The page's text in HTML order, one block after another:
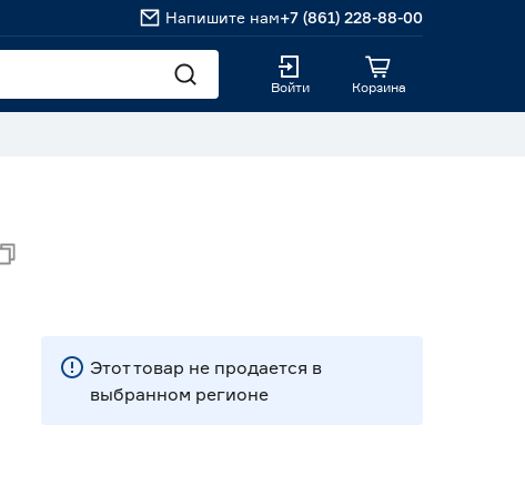
Напишите нам+7 (861) 228-88-00
Войти Корзина
Этот товар не продается в
выбранном регионе